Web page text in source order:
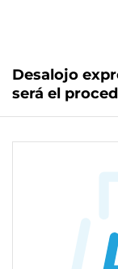
Desalojo
será el